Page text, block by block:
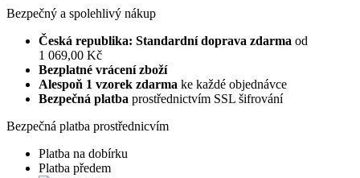
Bezpečný a spolehlivý nákup
Česká republika: Standardní doprava zdarma od
1 069,00 Kč
Bezplatné vrácení zboží
Alespoň 1 vzorek zdarma ke každé objednávce
Bezpečná platba prostřednictvím SSL šifrování
Bezpečná platba prostřednicvím
Platba na dobírku
Platba předem